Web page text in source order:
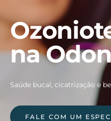
na
Saúde bucal, cicatrização e
FALE COM UM